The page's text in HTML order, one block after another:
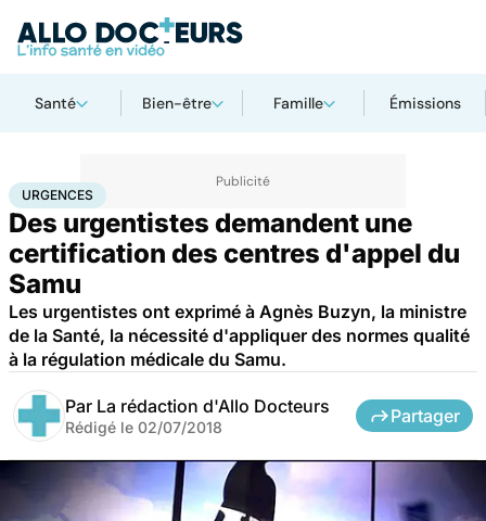
Santé Bien-être Famille Émissions
AccueilSanté Urgences
URGENCES
Des urgentistes demandent une
certification des centres d'appel du
Samu
Les urgentistes ont exprimé à Agnès Buzyn, la ministre
de la Santé, la nécessité d'appliquer des normes qualité
à la régulation médicale du Samu.
Par La rédaction d'Allo Docteurs
Rédigé le 02/07/2018
Partager